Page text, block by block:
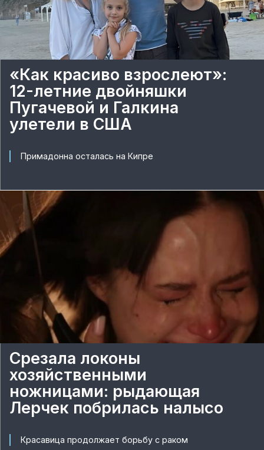
«Как красиво взрослеют»:
12-летние двойняшки
Пугачевой и Галкина
улетели в США
Примадонна осталась на Кипре
Срезала локоны
хозяйственными
ножницами: рыдающая
Лерчек побрилась налысо
Красавица продолжает борьбу с раком